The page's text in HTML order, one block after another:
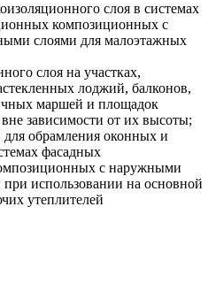
слоя в системах
композиционных с
слоями для малоэтажных
слоя на участках,
лоджий, балконов,
маршей и площадок
зависимости от их высоты;
для обрамления оконных и
фасадных
с наружными
использовании на основной
утеплителей